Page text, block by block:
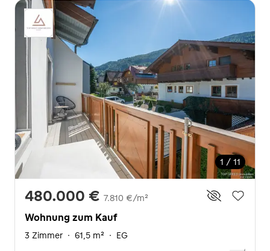
1 / 11
480.000 € 7.810 €/m²
Wohnung zum Kauf
3 Zimmer · 61,5 m² · EG